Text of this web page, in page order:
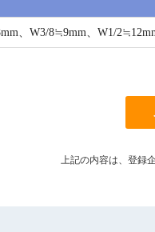
、W3/8≒9mm、W1/
上記の内容は、登録